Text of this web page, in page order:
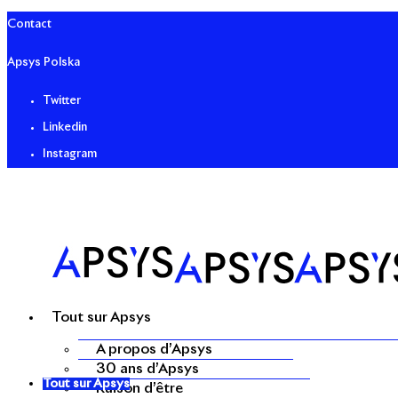
Contact
Apsys Polska
Twitter
Linkedin
Instagram
Tout sur Apsys
A propos d’Apsys
30 ans d’Apsys
Raison d’être
Tout sur Apsys